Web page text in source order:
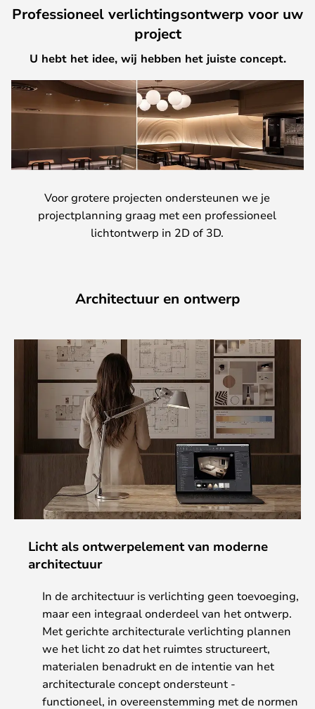
Professioneel verlichtingsontwerp voor uw
project
U hebt het idee, wij hebben het juiste concept.
Voor grotere projecten ondersteunen we je
projectplanning graag met een professioneel
lichtontwerp in 2D of 3D.
Architectuur en ontwerp
Licht als ontwerpelement van moderne
architectuur
In de architectuur is verlichting geen toevoeging,
maar een integraal onderdeel van het ontwerp.
Met gerichte architecturale verlichting plannen
we het licht zo dat het ruimtes structureert,
materialen benadrukt en de intentie van het
architecturale concept ondersteunt -
functioneel, in overeenstemming met de normen